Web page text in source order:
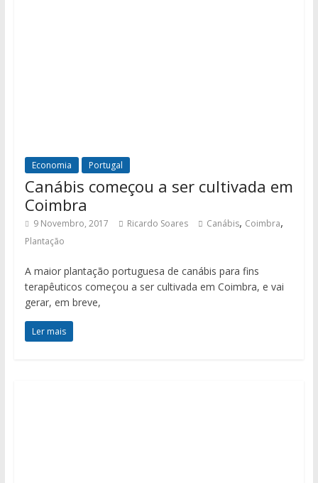
Economia Portugal
Canábis começou a ser cultivada em
Coimbra
9 Novembro, 2017 Ricardo Soares Canábis, Coimbra,
Plantação
A maior plantação portuguesa de canábis para fins
terapêuticos começou a ser cultivada em Coimbra, e vai
gerar, em breve,
Ler mais